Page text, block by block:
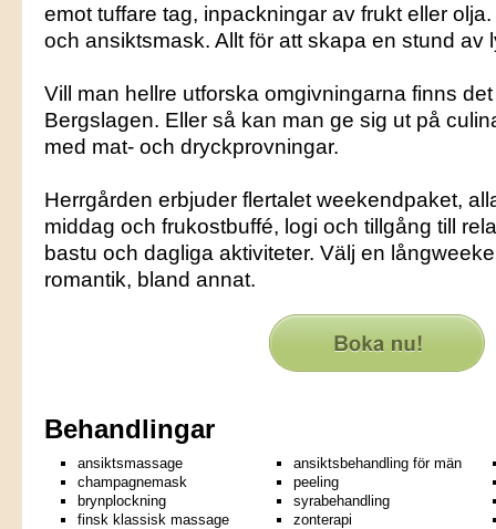
emot tuffare tag, inpackningar av frukt eller
och ansiktsmask. Allt för att skapa en stund av
Vill man hellre utforska omgivningarna finns
Bergslagen. Eller så kan man ge sig ut på
med mat- och dryckprovningar.
Herrgården erbjuder flertalet weekendpaket,
middag och frukostbuffé, logi och tillgång till
bastu och dagliga aktiviteter. Välj en
romantik, bland annat.
Behandlingar
ansiktsmassage
ansiktsbehandling för män
champagnemask
peeling
brynplockning
syrabehandling
finsk klassisk massage
zonterapi